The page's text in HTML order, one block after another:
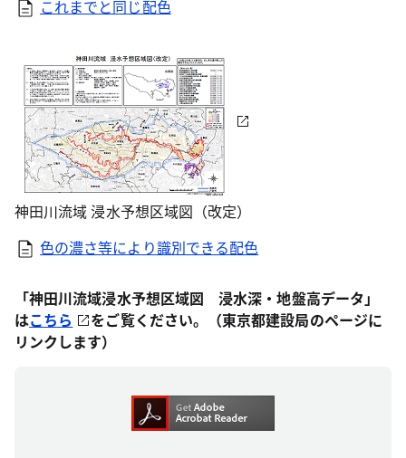
これまでと同じ配色
神田川流域 浸水予想区域図（改定）
色の濃さ等により識別できる配色
「神田川流域浸水予想区域図 浸水深・地盤高データ」
はこちら
をご覧ください。（東京都建設局のページに
リンクします）